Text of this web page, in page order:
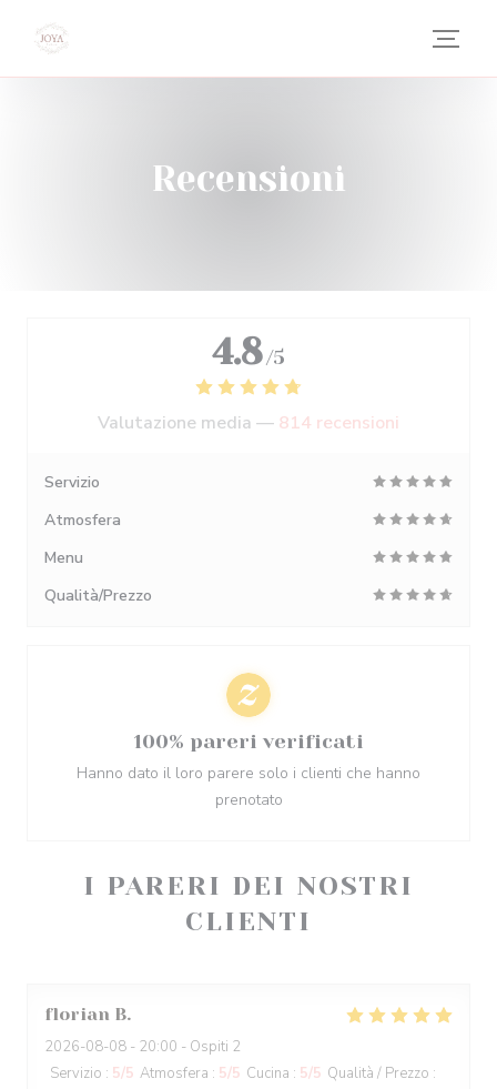
Recensioni
I PARERI DEI NOSTRI
CLIENTI
florian B
2026-08-08 - 20:00 - Ospiti 2
Servizio : 5/5 Atmosfera : 5/5 Cucina : 5/5 Qualità / Prezzo :
4.8 /5
Valutazione media — 814 recensioni
Servizio
Atmosfera
Menu
Qualità/Prezzo
100% pareri verificati
Hanno dato il loro parere solo i clienti che hanno
prenotato